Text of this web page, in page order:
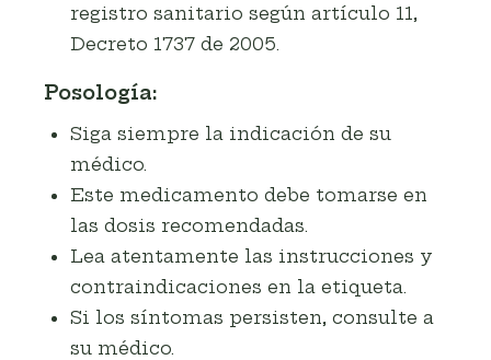
registro sanitario según artículo 11,
Decreto 1737 de 2005.
Posología:
Siga siempre la indicación de su
médico.
Este medicamento debe tomarse en
las dosis recomendadas.
Lea atentamente las instrucciones y
contraindicaciones en la etiqueta.
Si los síntomas persisten, consulte a
su médico.